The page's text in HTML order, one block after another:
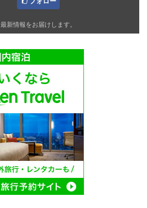
最新情報をお届けします。